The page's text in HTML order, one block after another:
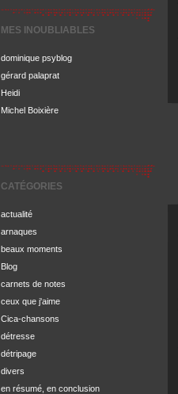
MES INOUBLIABLES
dominique psyblog
gérard palaprat
Heidi
Michel Boixière
CATÉGORIES
actualité
arnaques
beaux moments
Blog
carnets de notes
ceux que j'aime
Cica-chansons
détresse
détripage
divers
en résumé, en conclusion